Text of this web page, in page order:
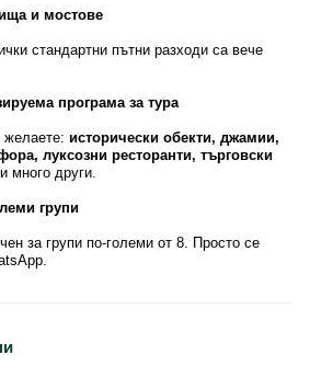
и мостове
стандартни пътни разходи са вече
програма за тура
желаете: исторически обекти, джамии,
луксозни ресторанти, търговски
и много други.
групи
за групи по-големи от 8. Просто се